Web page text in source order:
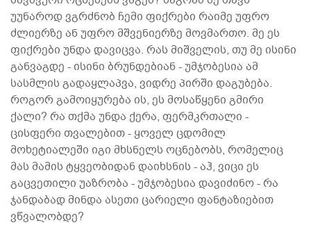
უუნაროდ ვგრძნობ ჩემი ფიქრები რაიმე უფრო
ძლიერზე ან უფრო მშვენიერზე მოვმართო. მე ეს
ფიქრები უნდა დავიცვა. რას მიშველის, თუ მე ისინი
განვაგდე - ისინი ბრუნდებიან - უმჯობესია ამ
სასმლის გადაყლაპვა, ვიდრე პირში დაგუბება.
როგორ გამოიყურება ის, ეს მოსაწყენი გმირი
ქალი? რა თქმა უნდა ქერა, ფერმკრთალი -
ცისფერი თვალებით - ყოველ ცდომილ
მოხეტიალეში იგი მხსნელს ოცნებობს, რომელიც
მას მამის ტყვეობიდან დაიხსნის - აჰ, ვიცი ეს
გაცვეთილი უაზრობა - უმჯობესია დავიძინო - რა
ჯანდაბად მინდა ასეთი ცარიელი ფანტაზიებით
ვწვალობდე?